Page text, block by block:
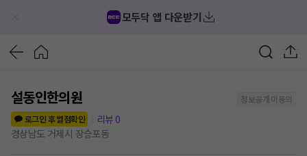
모두닥 앱 다운받기
설동인한의원
정보공개 미동의
로그인 후 별점확인
리뷰 0
경상남도 거제시 장승포동